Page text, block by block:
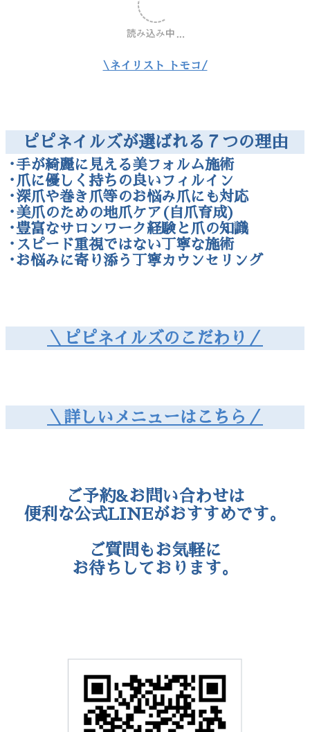
\ネイリスト トモコ/
ピピネイルズが選ばれる７つの理由
･手が綺麗に見える美フォルム施術
･爪に優しく持ちの良いフィルイン
･深爪や巻き爪等のお悩み爪にも対応
･美爪のための地爪ケア(自爪育成)
･豊富なサロンワーク経験と爪の知識
･スピード重視ではない丁寧な施術
･お悩みに寄り添う丁寧カウンセリング
＼ピピネイルズのこだわり／
＼詳しいメニューはこちら／
ご予約&お問い合わせは
便利な公式LINEがおすすめです。
ご質問もお気軽に
お待ちしております。